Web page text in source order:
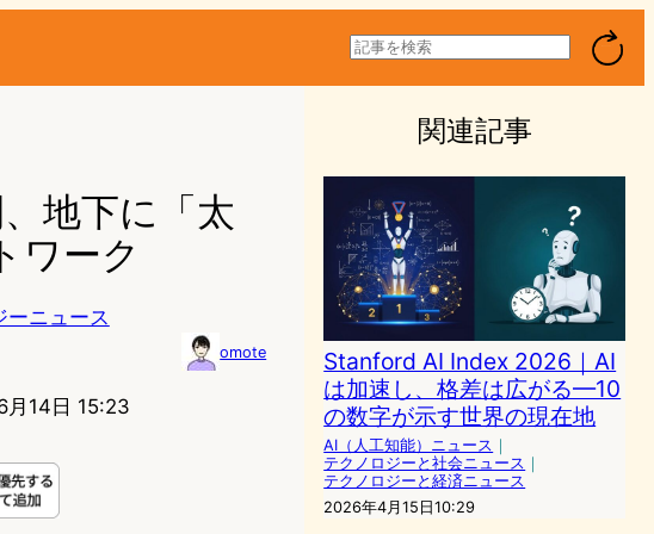
検
索
地下に「太
ワーク
ーニュース
omote
月14日 15:23
関連記事
Stanford AI Index 2026｜AI
は加速し、格差は広がる—10
の数字が示す世界の現在地
AI（人工知能）ニュース ｜
テクノロジーと社会ニュース ｜
テクノロジーと経済ニュース
2026年4月15日10:29